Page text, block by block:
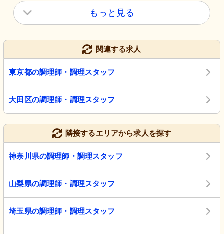
もっと見る
関連する求人
東京都の調理師・調理スタッフ
大田区の調理師・調理スタッフ
隣接するエリアから求人を探す
神奈川県の調理師・調理スタッフ
山梨県の調理師・調理スタッフ
埼玉県の調理師・調理スタッフ